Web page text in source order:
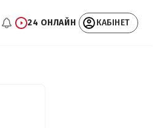
24 ОНЛАЙН КАБІНЕТ